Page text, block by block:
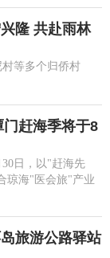
隆 共赴雨林
等多个归侨村
赶海季将于8
日，以"赶海先
琼海"医会旅"产业
旅游公路驿站